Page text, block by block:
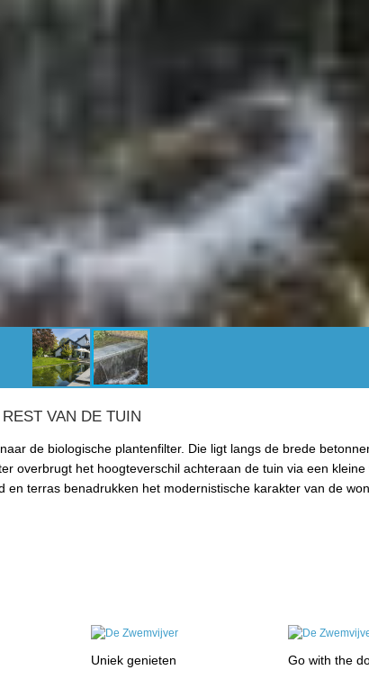
VAN DE TUIN
de biologische plantenfilter. Die ligt langs de brede
overbrugt het hoogteverschil achteraan de tuin via een
terras benadrukken het modernistische karakter van de
Uniek genieten Go with the